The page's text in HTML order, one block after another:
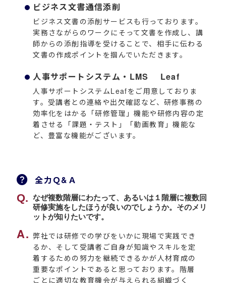
ビジネス文書通信添削
ビジネス文書の添削サービスも行っております。
実務さながらのワークにそって文書を作成し、講
師からの添削指導を受けることで、相手に伝わる
文書の作成ポイントを掴んでいただきます。
人事サポートシステム・LMS Leaf
人事サポートシステムLeafをご用意しておりま
す。受講者との連絡や出欠確認など、研修事務の
効率化をはかる「研修管理」機能や研修内容の定
着させる「課題・テスト」「動画教育」機能な
ど、豊富な機能がございます。
全力Ｑ&Ａ
なぜ複数階層にわたって、あるいは１階層に複数回
研修実施をしたほうが良いのでしょうか。そのメリ
ットが知りたいです。
弊社では研修での学びをいかに現場で実践でき
るか、そして受講者ご自身が知識やスキルを定
着するための努力を継続できるかが人材育成の
重要なポイントであると思っております。階層
ごとに適切な教育機会が与えられる組織づく